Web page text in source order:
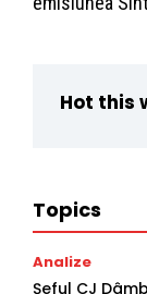
Hot this
Topics
Analize
Șeful CJ